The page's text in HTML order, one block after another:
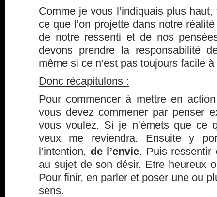
Comme je vous l’indiquais plus
ce que l’on projette dans notre
de notre ressenti et de nos
devons prendre la responsabilité
même si ce n’est pas toujours facile
Donc récapitulons :
Pour commencer à mettre en
vous devez commener par penser
vous voulez. Si je n’émets que ce
veux me reviendra. Ensuite y
l’intention, de l’envie. Puis ressentir
au sujet de son désir. Etre heureux
Pour finir, en parler et poser une ou
sens.